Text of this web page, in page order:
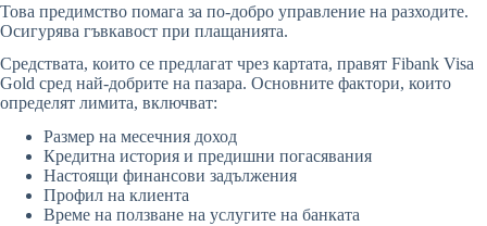
Това предимство помага за по-добро управление на разходите.
Осигурява гъвкавост при плащанията.
Средствата, които се предлагат чрез картата, правят Fibank Visa
Gold сред най-добрите на пазара. Основните фактори, които
определят лимита, включват:
Размер на месечния доход
Кредитна история и предишни погасявания
Настоящи финансови задължения
Профил на клиента
Време на ползване на услугите на банката